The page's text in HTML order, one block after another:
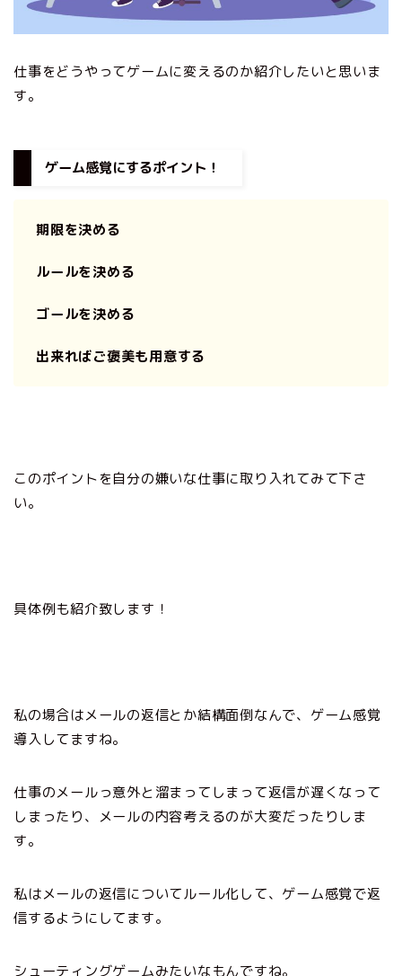
仕事をどうやってゲームに変えるのか紹介したいと思いま
す。
ゲーム感覚にするポイント！
期限を決める
ルールを決める
ゴールを決める
出来ればご褒美も用意する
このポイントを自分の嫌いな仕事に取り入れてみて下さ
い。
具体例も紹介致します！
私の場合はメールの返信とか結構面倒なんで、ゲーム感覚
導入してますね。
仕事のメールっ意外と溜まってしまって返信が遅くなって
しまったり、メールの内容考えるのが大変だったりしま
す。
私はメールの返信についてルール化して、ゲーム感覚で返
信するようにしてます。
シューティングゲームみたいなもんですね。